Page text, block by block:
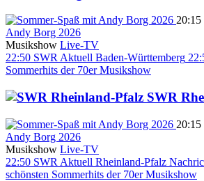
20:15
Andy Borg 2026
Musikshow Live-TV
22:50 SWR Aktuell Baden-Württemberg
Sommerhits der 70er Musikshow
SWR
20:15
Andy Borg 2026
Musikshow Live-TV
22:50 SWR Aktuell Rheinland-Pfalz
schönsten Sommerhits der 70er Musikshow